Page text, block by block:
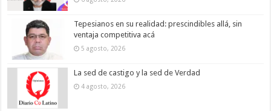
Tepesianos en su realidad: prescindibles allá, sin
ventaja competitiva acá
5 agosto, 2026
La sed de castigo y la sed de Verdad
4 agosto, 2026